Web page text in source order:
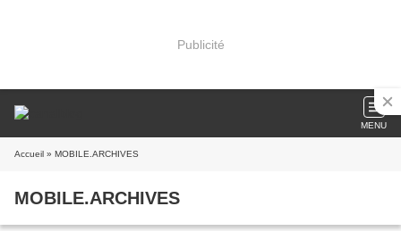
Publicité
MENU
Accueil » MOBILE.ARCHIVES
MOBILE.ARCHIVES